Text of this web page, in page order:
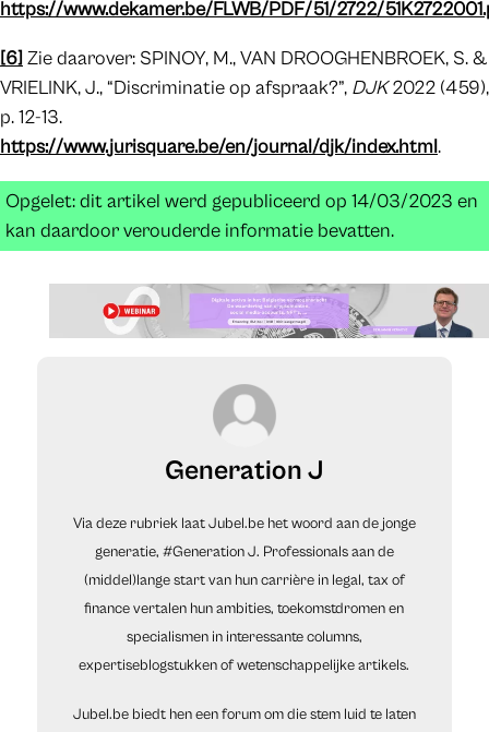
https://www.dekamer.be/FLWB/PDF/51/2722/
[6] Zie daarover: SPINOY, M., VAN DROOGHENBROEK, S. &
VRIELINK, J., “Discriminatie op afspraak?”, DJK2022 (459),
p. 12-13.
https://www.jurisquare.be/en/journal/djk/index.html.
Opgelet: dit artikel werd gepubliceerd op 14/03/2023 en
kan daardoor verouderde informatie bevatten.
Generation J
Via deze rubriek laat Jubel.be het woord aan de jonge
generatie, #Generation J. Professionals aan de
(middel)lange start van hun carrière in legal, tax of
finance vertalen hun ambities, toekomstdromen en
specialismen in interessante columns,
expertiseblogstukken of wetenschappelijke artikels.
Jubel.be biedt hen een forum om die stem luid te laten